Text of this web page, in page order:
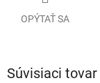
OPÝTAŤ SA
Súvisiaci tovar